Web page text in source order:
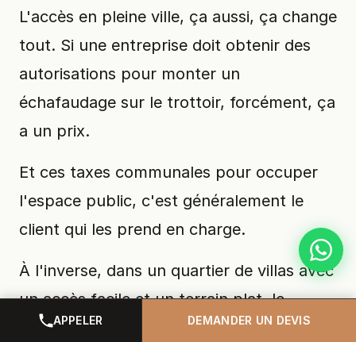
L'accès en pleine ville, ça aussi, ça change
tout. Si une entreprise doit obtenir des
autorisations pour monter un
échafaudage sur le trottoir, forcément, ça
a un prix.
Et ces taxes communales pour occuper
l'espace public, c'est généralement le
client qui les prend en charge.
À l'inverse, dans un quartier de villas avec
un accès facile et un terrain plat, le
montage va beaucoup plus vite.
APPELER DEMANDER UN DEVIS